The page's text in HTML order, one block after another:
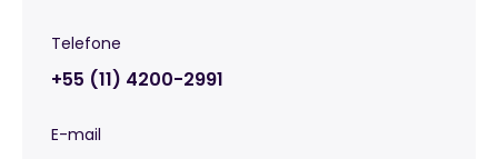
Telefone
+55 (11) 4200-2991
E-mail